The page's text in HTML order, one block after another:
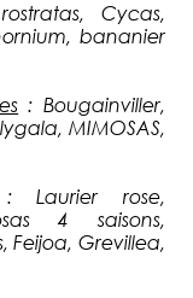
Cycas,
bananier
: Bougainviller,
MIMOSAS,
rose,
4 saisons,
Feijoa, Grevillea,